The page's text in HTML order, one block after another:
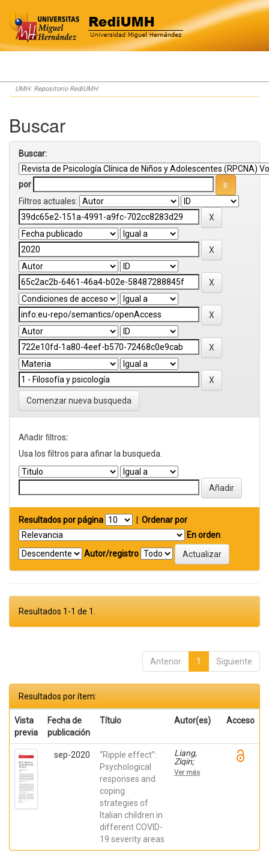
Skip
navigation
UMH: Repositorio RediUMH
Buscar
Buscar:
por
Filtros actuales:
Comenzar nueva busqueda
Añadir filtros:
Usa los filtros para afinar la busqueda.
Resultados por página
Ordenar por
En orden
Autor/registro
Resultados 1-1 de 1.
Anterior 1 Siguiente
Resultados por ítem:
Vista
previa
Fecha de
publicación
Título Autor(es) Acceso
sep-2020
“Ripple effect”:
Psychological
responses and
coping
strategies of
Italian children in
different COVID-
19 severity areas
Liang,
Ziqin;
Delvecchio,
Elisa;
Ver más